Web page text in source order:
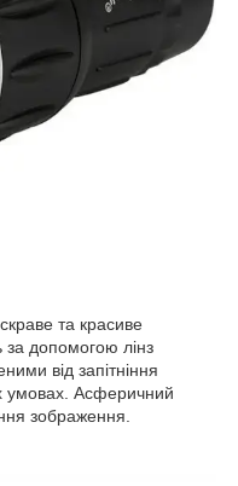
та красиве
допомогою лінз
від запітніння
умовах. Асферичний
зображення.